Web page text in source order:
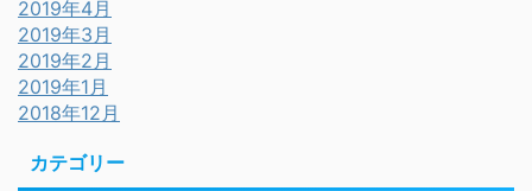
2019年4月
2019年3月
2019年2月
2019年1月
2018年12月
カテゴリー